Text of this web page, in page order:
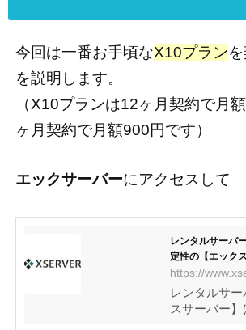
今回は一番お手頃なX10プラン
を説明します。
（X10プランは12ヶ月契約で月
ヶ月契約で月額900円です）
エックサーバーにアクセスして
レンタルサーバ
定性の【エック
https://
レンタルサ
スサーバー